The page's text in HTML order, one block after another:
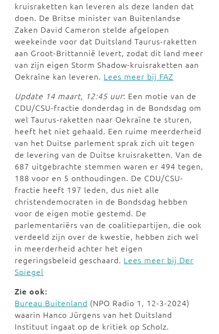
kruisraketten kan leveren als deze landen dat
doen. De Britse minister van Buitenlandse
Zaken David Cameron stelde afgelopen
weekeinde voor dat Duitsland Taurus-raketten
aan Groot-Brittannië levert, zodat dit land meer
van zijn eigen Storm Shadow-kruisraketten aan
Oekraïne kan leveren. Lees meer bij FAZ
Update 14 maart, 12:45 uur: Een motie van de
CDU/CSU-fractie donderdag in de Bondsdag om
wel Taurus-raketten naar Oekraïne te sturen,
heeft het niet gehaald. Een ruime meerderheid
van het Duitse parlement sprak zich uit tegen
de levering van de Duitse kruisraketten. Van de
687 uitgebrachte stemmen waren er 494 tegen,
188 voor en 5 onthoudingen. De CDU/CSU-
fractie heeft 197 leden, dus niet alle
christendemocraten in de Bondsdag hebben
voor de eigen motie gestemd. De
parlementariërs van de coalitiepartijen, die ook
verdeeld zijn over de kwestie, hebben zich wel
in meerderheid achter het eigen
regeringsbeleid geschaard. Lees meer bij Der
Spiegel
Zie ook:
Bureau Buitenland (NPO Radio 1, 12-3-2024)
waarin Hanco Jürgens van het Duitsland
Instituut ingaat op de kritiek op Scholz.